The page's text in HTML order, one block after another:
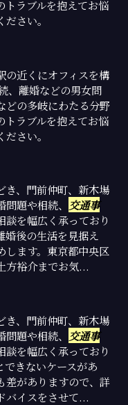
トラブルを抱えてお悩
さい。
の近くにオフィスを構
、離婚などの男女問
どの多岐にわたる分野
トラブルを抱えてお悩
さい。
き、門前仲町、新木場
題や相続、
交通事
を幅広く承っており
婚後の生活を見据え
します。東京都中央区
裕介までお気...
き、門前仲町、新木場
題や相続、
交通事
を幅広く承っており
できないケースがあ
差がありますので、詳
バイスをさせて...